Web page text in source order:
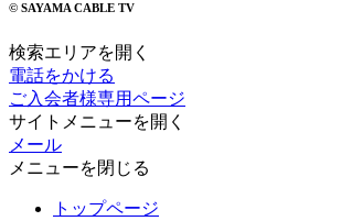
© SAYAMA CABLE TV
検索エリアを開く
電話をかける
ご入会者様専用ページ
サイトメニューを開く
メール
メニューを閉じる
トップページ